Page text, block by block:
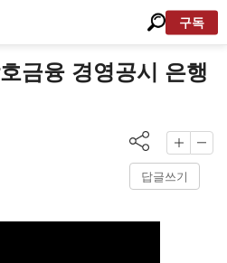
구독
금융 경영공시 은행
답글쓰기